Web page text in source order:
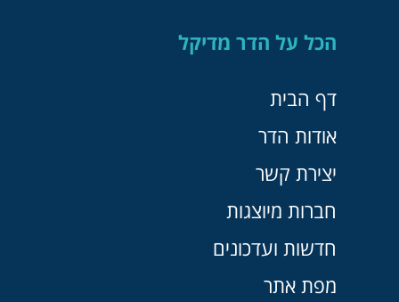
הכל על הדר מדיקל
דף הבית
אודות הדר
יצירת קשר
חברות מיוצגות
חדשות ועדכונים
מפת אתר